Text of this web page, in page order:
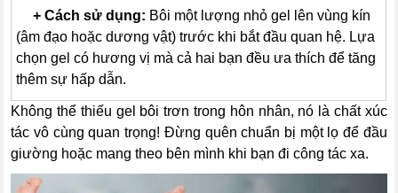
+Cách sử dụng: Bôi một lượng nhỏ gel lên vùng kín
(âm đạo hoặc dương vật) trước khi bắt đầu quan hệ. Lựa
chọn gel có hương vị mà cả hai bạn đều ưa thích để tăng
thêm sự hấp dẫn.
Không thể thiếu gel bôi trơn trong hôn nhân, nó là chất xúc
tác vô cùng quan trọng! Đừng quên chuẩn bị một lọ để đầu
giường hoặc mang theo bên mình khi bạn đi công tác xa.